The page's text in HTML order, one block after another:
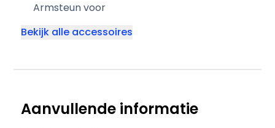
Armsteun voor
Bekijk alle accessoires
Aanvullende informatie